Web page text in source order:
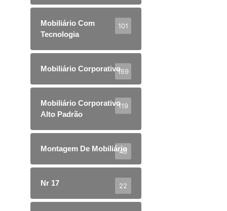
Mobiliário Com
Tecnologia
101
Mobiliário Corporativo169
Mobiliário Corporativo
Alto Padrão
119
Montagem De Mobiliário
40
Nr 17 22